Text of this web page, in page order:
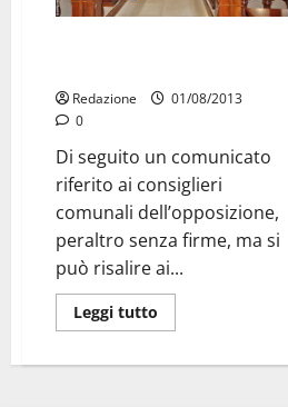
Redazione
01/08/2013
0
Di seguito un comunicato
riferito ai consiglieri
comunali dell’opposizione,
peraltro senza firme, ma si
può risalire ai...
Leggi tutto